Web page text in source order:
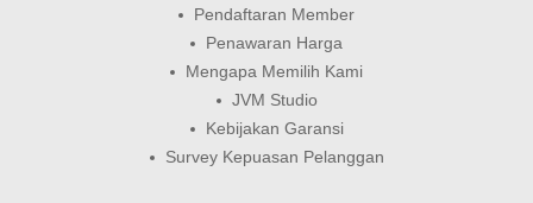
Pendaftaran Member
Penawaran Harga
Mengapa Memilih Kami
JVM Studio
Kebijakan Garansi
Survey Kepuasan Pelanggan